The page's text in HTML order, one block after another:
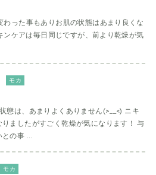
わった事もありお肌の状態はあまり良くな
ンケアは毎日同じですが、前より乾燥が気
モカ
態は、あまりよくありません(>__<) ニキ
りましたがすごく乾燥が気になります！ 与
との事 ...
モカ